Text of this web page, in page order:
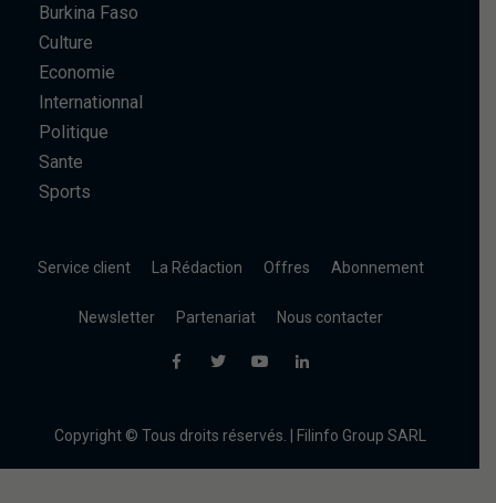
Burkina Faso
Culture
Economie
Internationnal
Politique
Sante
Sports
Service client La Rédaction Offres Abonnement
Newsletter Partenariat Nous contacter
Copyright © Tous droits réservés. | Filinfo Group SARL